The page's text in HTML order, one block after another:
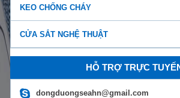
KEO CHỐNG CHÁY
CỬA SẮT NGHỆ THUẬT
HỖ TRỢ TRỰC
dongduongseahn@gmail.com
Tay co thủy lực là gì? Cấu tạo